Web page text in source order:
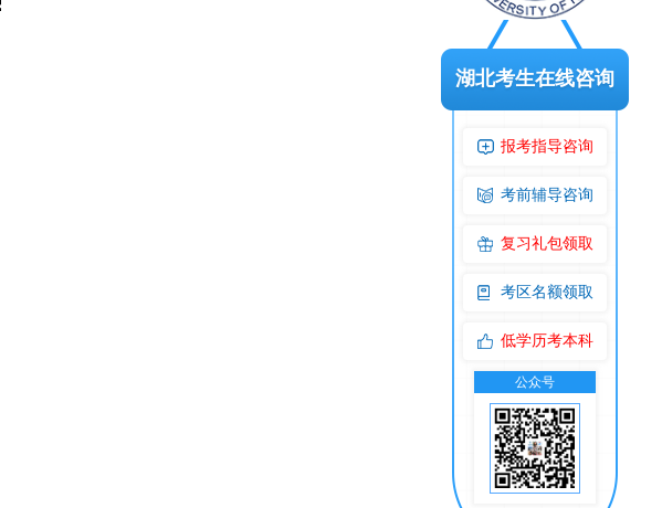
湖北考生在线咨询
报考指导咨询
考前辅导咨询
复习礼包领取
考区名额领取
低学历考本科
公众号